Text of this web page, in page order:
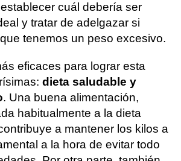
cuál debería ser
y tratar de adelgazar si
tenemos un peso excesivo.
eficaces para lograr esta
dieta saludable y
. Una buena alimentación,
habitualmente a la dieta
a mantener los kilos a
a la hora de evitar todo